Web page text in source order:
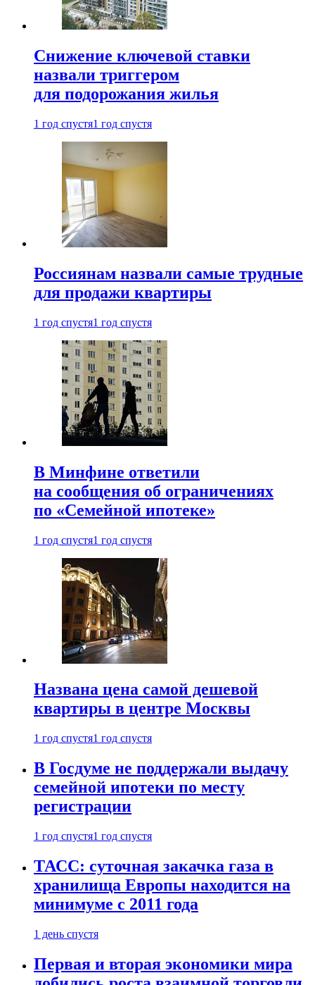
Снижение ключевой ставки
назвали триггером
для подорожания жилья
1 год спустя1 год спустя
Россиянам назвали самые трудные
для продажи квартиры
1 год спустя1 год спустя
В Минфине ответили
на сообщения об ограничениях
по «Семейной ипотеке»
1 год спустя1 год спустя
Названа цена самой дешевой
квартиры в центре Москвы
1 год спустя1 год спустя
В Госдуме не поддержали выдачу
семейной ипотеки по месту
регистрации
1 год спустя1 год спустя
ТАСС: суточная закачка газа в
хранилища Европы находится на
минимуме с 2011 года
1 день спустя
Первая и вторая экономики мира